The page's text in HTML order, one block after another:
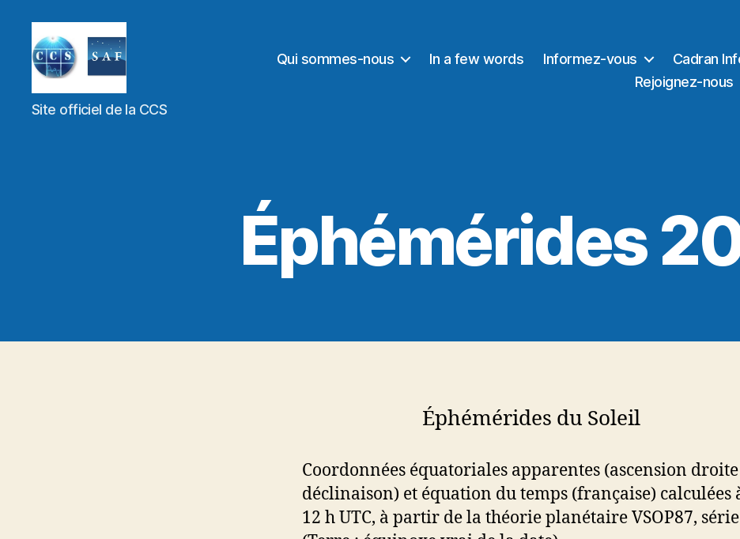
Site officiel de la CCS
Qui sommes-nous In a few words Informez-vous Cadran
Rejoignez-nous
Éphémérides
Éphémérides du Soleil
Coordonnées équatoriales apparentes (ascension
déclinaison) et équation du temps (française) calculées
12 h UTC, à partir de la théorie planétaire VSOP87,